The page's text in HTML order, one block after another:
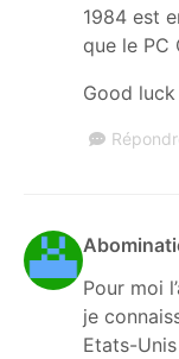
1984 est
que le PC
Good
Pour moi
je
Etats-